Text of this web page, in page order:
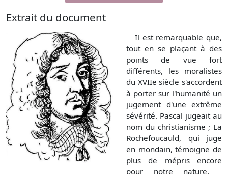
Extrait du document
Il est remarquable que,
tout en se plaçant à des
points de vue fort
différents, les moralistes
du XVIIe siècle s'accordent
à porter sur l'humanité un
jugement d'une extrême
sévérité. Pascal jugeait au
nom du christianisme ; La
Rochefoucauld, qui juge
en mondain, témoigne de
plus de mépris encore
pour notre nature.